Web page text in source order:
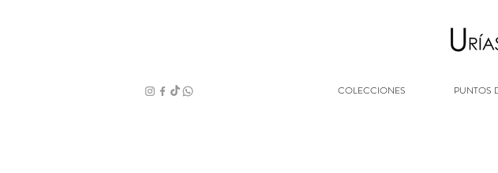
COLECCIONES PUNTOS